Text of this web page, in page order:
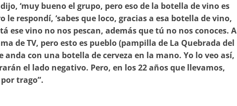
‘muy bueno el grupo, pero eso de la botella de vino es
le respondí, ‘sabes que loco, gracias a esa botella de vino,
ese vino no nos pescan, además que tú no nos conoces. A
de TV, pero esto es pueblo (pampilla de La Quebrada del
anda con una botella de cerveza en la mano. Yo lo veo así,
el lado negativo. Pero, en los 22 años que llevamos,
trago”.